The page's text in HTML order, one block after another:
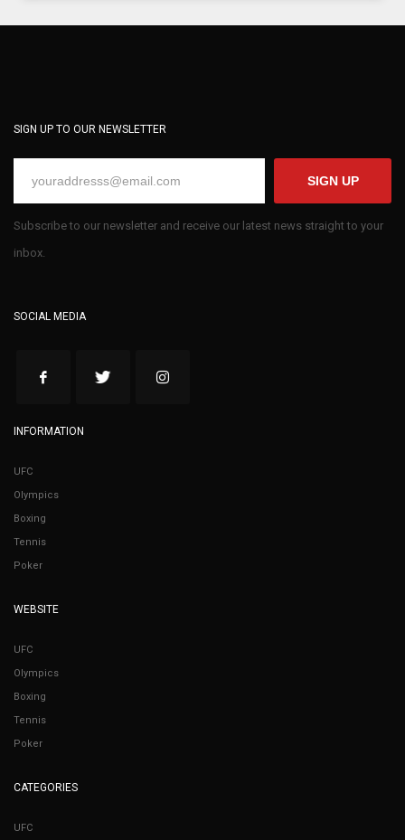
SIGN UP TO OUR NEWSLETTER
SIGN UP
Subscribe to our newsletter and receive our latest news straight to your
inbox.
SOCIAL MEDIA
INFORMATION
UFC
Olympics
Boxing
Tennis
Poker
WEBSITE
UFC
Olympics
Boxing
Tennis
Poker
CATEGORIES
UFC